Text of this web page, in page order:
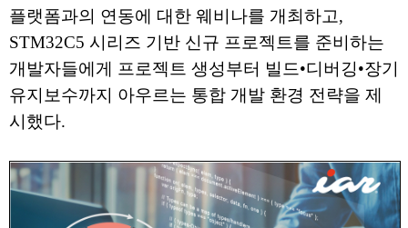
플랫폼과의 연동에 대한 웨비나를 개최하고,
STM32C5 시리즈 기반 신규 프로젝트를 준비하는
개발자들에게 프로젝트 생성부터 빌드•디버깅•장기
유지보수까지 아우르는 통합 개발 환경 전략을 제
시했다.